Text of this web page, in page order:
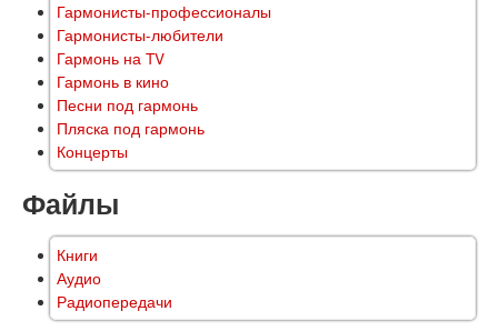
Гармонисты-профессионалы
Гармонисты-любители
Гармонь на TV
Гармонь в кино
Песни под гармонь
Пляска под гармонь
Концерты
Файлы
Книги
Аудио
Радиопередачи